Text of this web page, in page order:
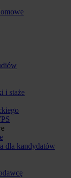
i staże
dla kandydatów